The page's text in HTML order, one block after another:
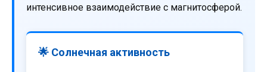
интенсивное взаимодействие с магнитосферой.
🌟 Солнечная активность